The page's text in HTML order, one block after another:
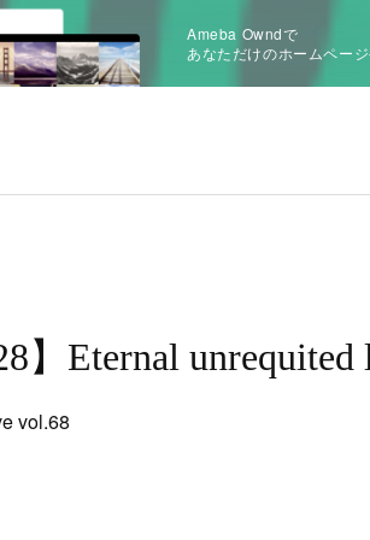
Ameba Owndで
あなただけのホームペー
】Eternal
vol.68